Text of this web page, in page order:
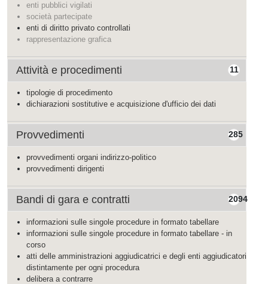
enti pubblici vigilati
società partecipate
enti di diritto privato controllati
rappresentazione grafica
11
Attività e procedimenti
tipologie di procedimento
dichiarazioni sostitutive e acquisizione d'ufficio dei dati
285
Provvedimenti
provvedimenti organi indirizzo-politico
provvedimenti dirigenti
2094
Bandi di gara e contratti
informazioni sulle singole procedure in formato tabellare
informazioni sulle singole procedure in formato tabellare - in
corso
atti delle amministrazioni aggiudicatrici e degli enti aggiudicatori
distintamente per ogni procedura
delibera a contrarre